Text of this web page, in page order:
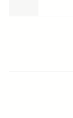
ンマス